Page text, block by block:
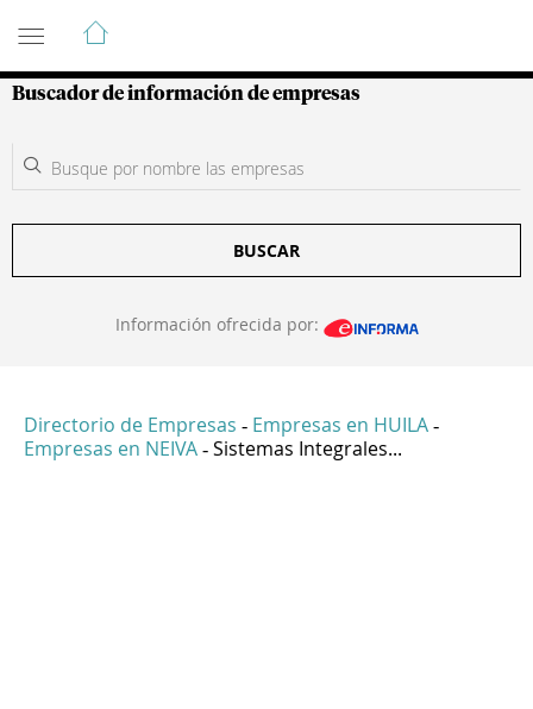
Guía de Empresas Colombianas
Buscador de información de empresas
BUSCAR
Información ofrecida por:
Directorio de Empresas - Empresas en HUILA -
Empresas en NEIVA - Sistemas Integrales...